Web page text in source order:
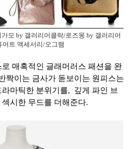
모 by 갤러리어클락/로즈몽 by 갤러리어
어트 액세서리/오그램
매혹적인 글래머러스 패션을 완
짝이는 금사가 돋보이는 원피스는
마틱한 분위기를, 깊게 파인 브
시한 무드를 더해준다.